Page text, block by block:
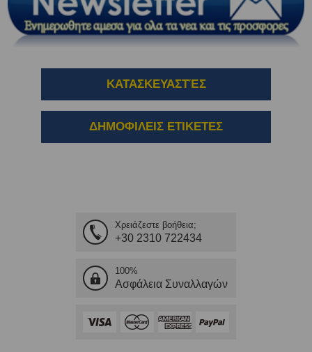
ΚΑΤΑΣΚΕΥΑΣΤΈΣ
ΔΗΜΟΦΙΛΕΙΣ ΕΤΙΚΕΤΕΣ
Χρειάζεστε βοήθεια;
+30 2310 722434
100%
Ασφάλεια Συναλλαγών